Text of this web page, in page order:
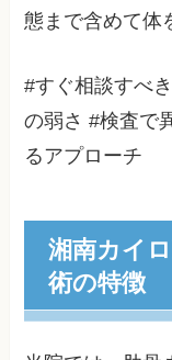
態まで含めて体
#すぐ相談すべ
の弱さ #検査で
るアプローチ
湘南カイ
術の特徴